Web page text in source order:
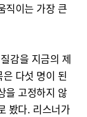
직이는 가장 큰
감을 지금의 제
다섯 명이 된
을 고정하지 않
봤다. 리스너가